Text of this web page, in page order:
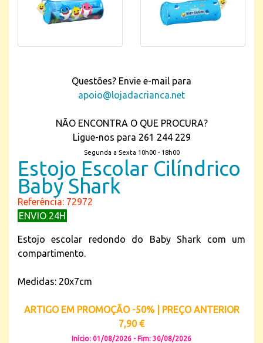
Questões? Envie e-mail para
apoio@lojadacrianca.net
NÃO ENCONTRA O QUE PROCURA?
Ligue-nos para 261 244 229
Segunda a Sexta 10h00 - 18h00
Estojo Escolar Cilíndrico
Baby Shark
Referência: 72972
ENVIO 24H
Estojo escolar redondo do Baby Shark com um
compartimento.
Medidas: 20x7cm
ARTIGO EM PROMOÇÃO -50% | PREÇO ANTERIOR
7,90 €
Início: 01/08/2026 - Fim: 30/08/2026